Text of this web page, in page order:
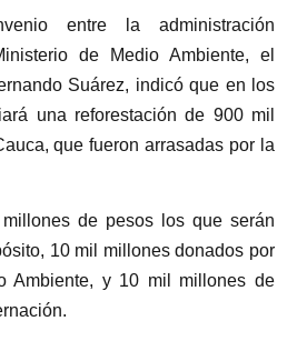
entre la administración
de Medio Ambiente, el
Suárez, indicó que en los
una reforestación de 900 mil
que fueron arrasadas por la
de pesos los que serán
10 mil millones donados por
Ambiente, y 10 mil millones de